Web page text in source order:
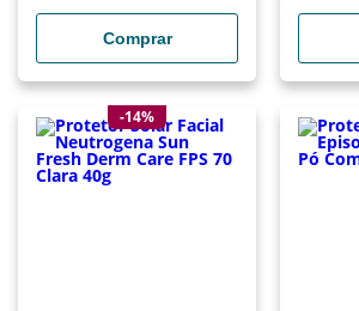
Comprar
-14%